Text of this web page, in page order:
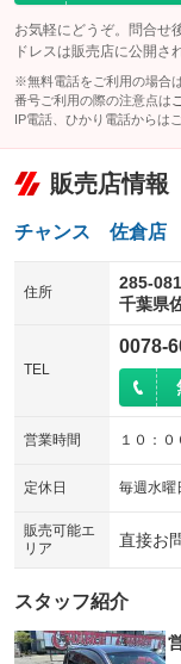
お気軽にどうぞ。問合せ
ドレスは販売店に公開さ
※無料電話をご利用の場合
番号ご利用の際の注意点は
IP電話、ひかり電話からは
販売店情報
チャンス 佐倉店
住所
285-
千葉県
TEL
0078-
営業時間 １０：０
定休日 毎週水曜
販売可能エ
リア
直接お
スタッフ紹介